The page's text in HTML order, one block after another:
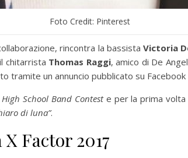
Foto Credit: Pinterest
rincontra la bassista Victoria
chitarrista Thomas Raggi, amico di De
tramite un annuncio pubblicato su Facebook
High School Band Conteste per la prima volta
di luna”.
Factor 2017